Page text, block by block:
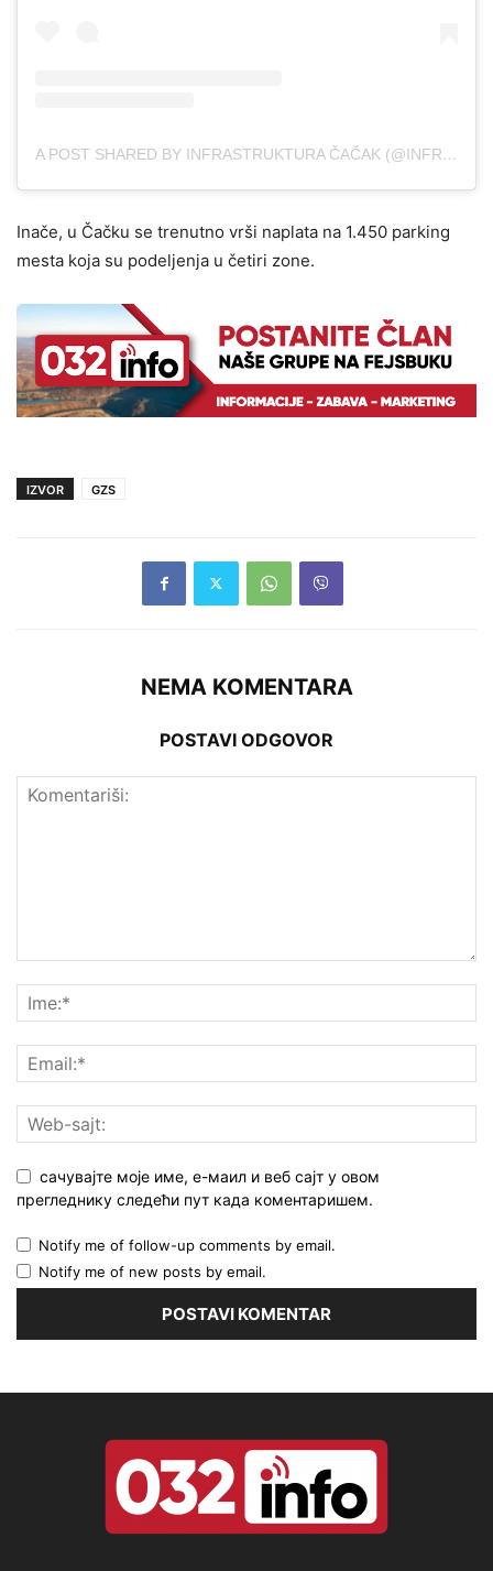
A POST SHARED BY INFRASTRUKTURA ČAČAK (@INFRASTRUKTURA.CACAK)
Inače, u Čačku se trenutno vrši naplata na 1.450 parking
mesta koja su podeljenja u četiri zone.
IZVOR GZS
NEMA KOMENTARA
POSTAVI ODGOVOR
сачувајте моје име, е-маил и веб сајт у овом
прегледнику следећи пут када коментаришем.
Notify me of follow-up comments by email.
Notify me of new posts by email.